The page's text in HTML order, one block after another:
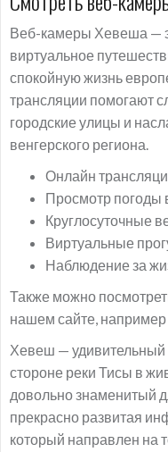
Веб-камеры Хевеша —
виртуальное
спокойную жизнь
трансляции помогают
городские улицы и
венгерского региона.
Онлайн
Просмотр погоды
Круглосуточные
Виртуальные
Наблюдение за
Также можно
нашем сайте, например
Хевеш —
стороне реки Тисы в
довольно знаменитый
прекрасно развитая
который направлен на